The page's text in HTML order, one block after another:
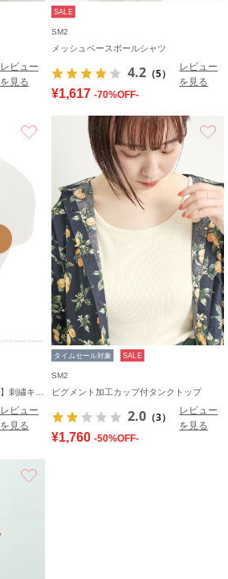
レビュー
を見る
SALE
SM2
メッシュベースボールシャツ
4.2 （5）
レビュー
を見る
¥1,617 -70%OFF-
お気に入り
レビュー
を見る
タイムセール対象 SALE
SM2
ピグメント加工カップ付タンクトップ
2.0 （3）
レビュー
を見る
¥1,760 -50%OFF-